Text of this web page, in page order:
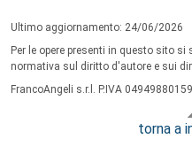
Ultimo aggiornamento: 24/06/2026
Per le opere presenti in questo sito
normativa sul diritto d'autore e sui
FrancoAngeli s.r.l. P.IVA 04949880159
torna a